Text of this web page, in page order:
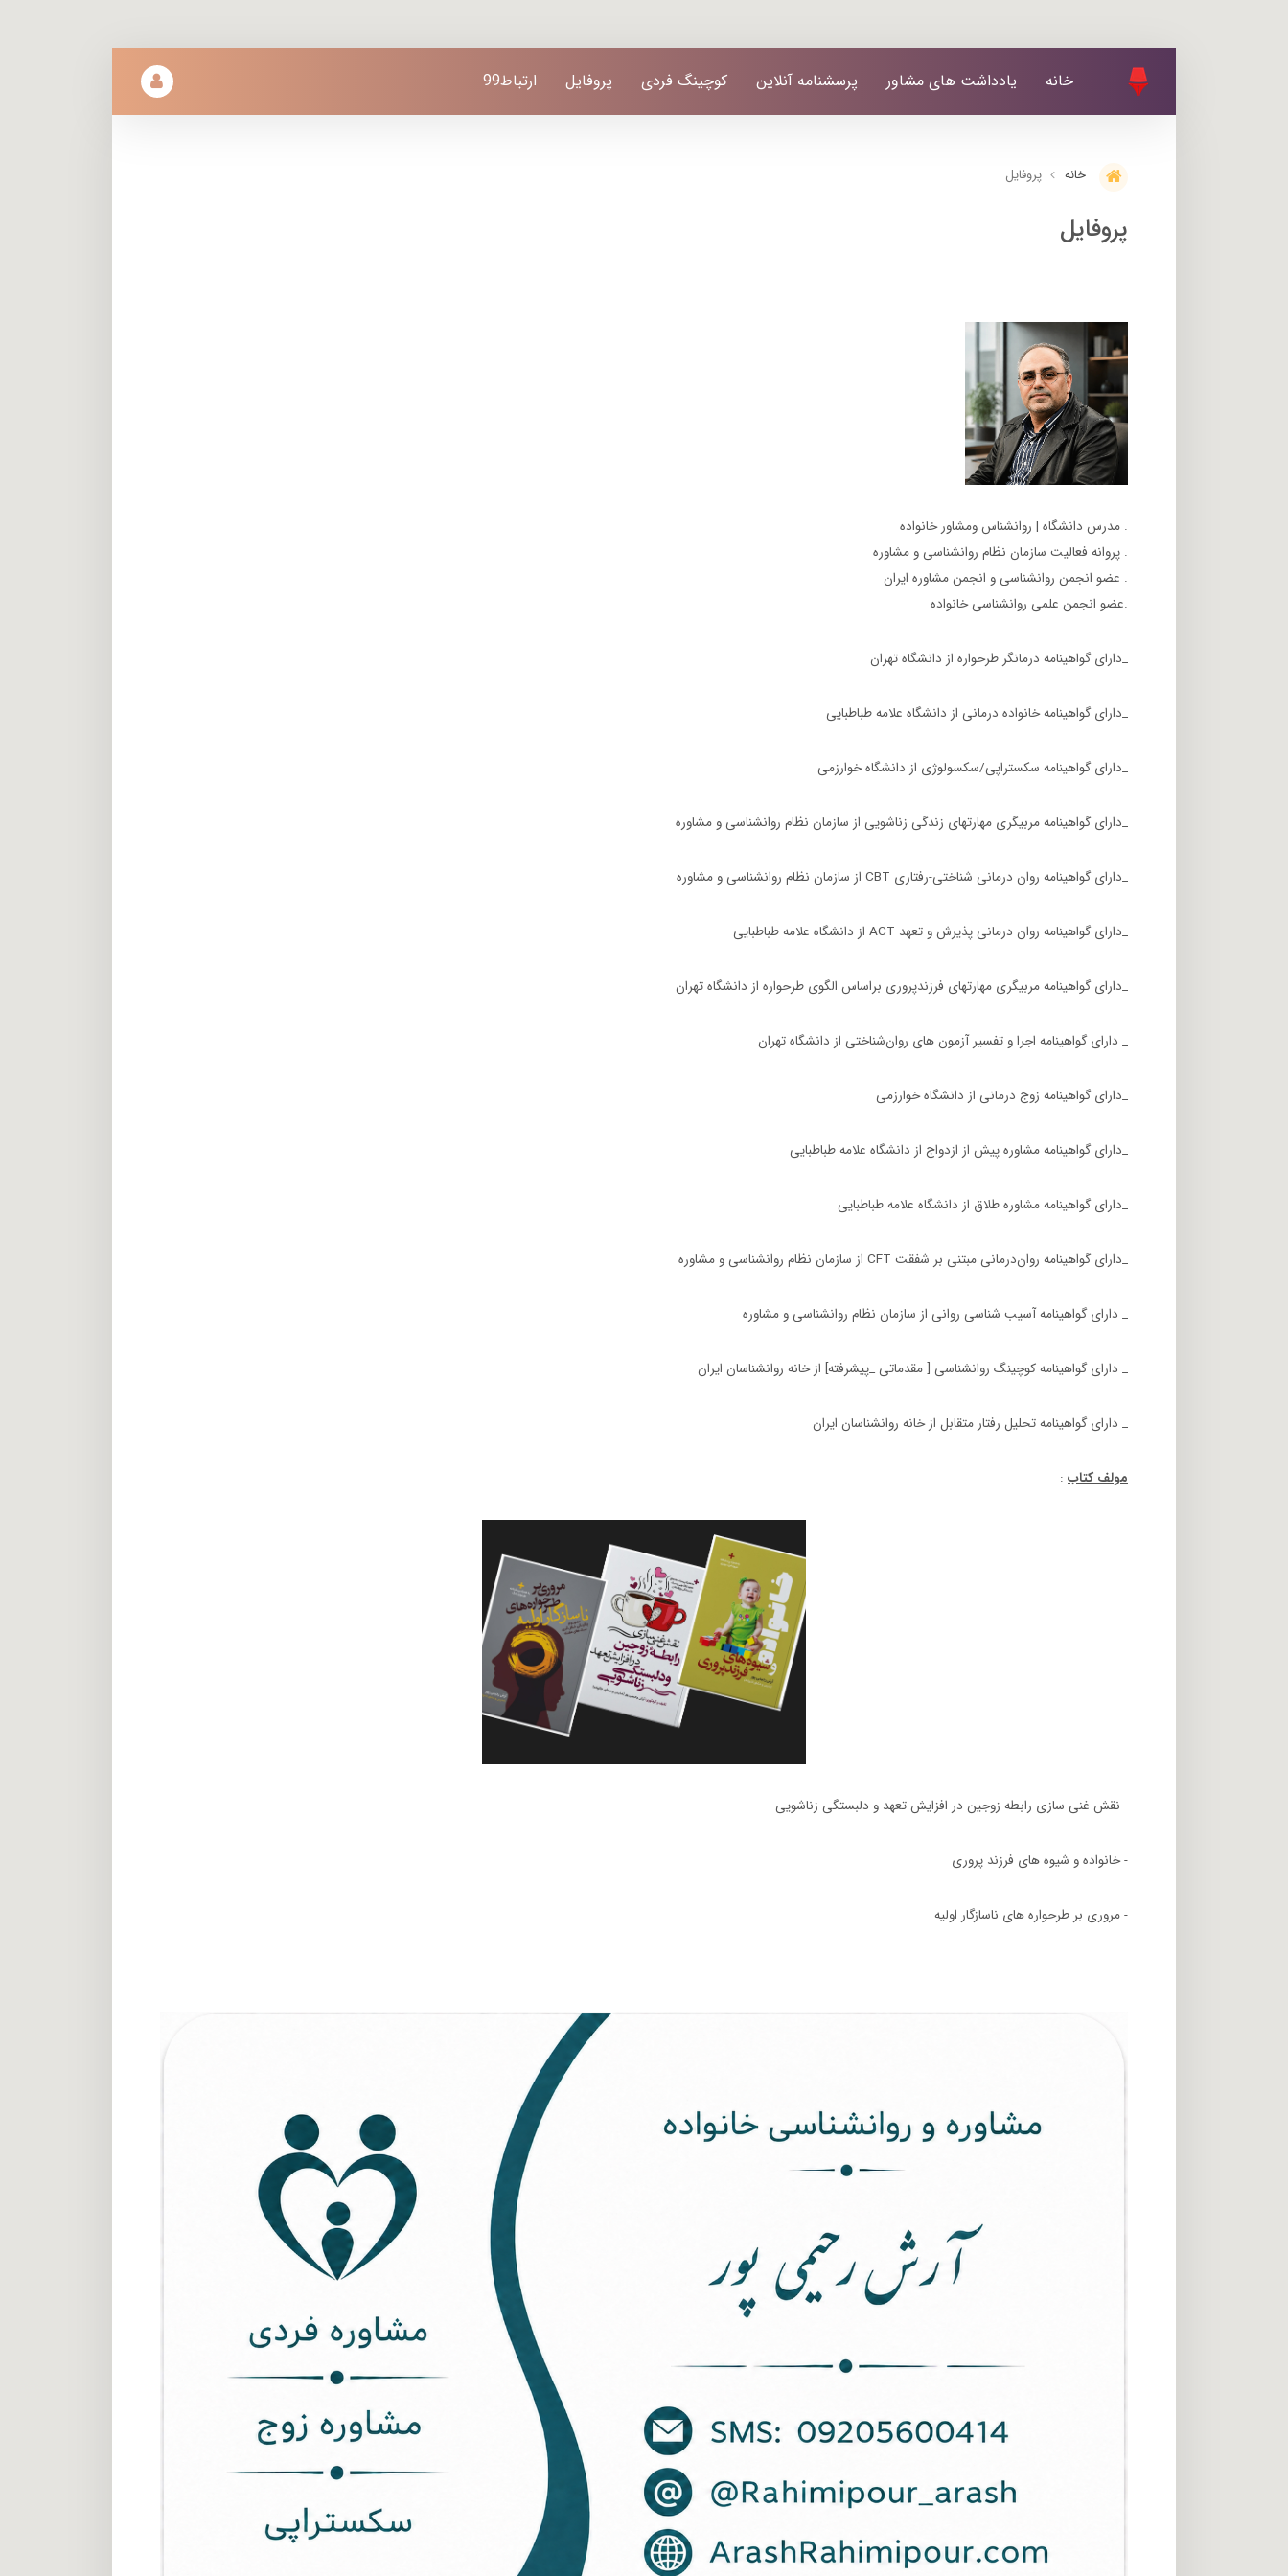
خانه یادداشت های مشاور پرسشنامه آنلاین کوچینگ فردی پروفایل ارتباط99
خانه پروفایل
پروفایل
. مدرس دانشگاه | روانشناس ومشاور خانواده
. پروانه فعالیت سازمان نظام روانشناسی و مشاوره
. عضو انجمن روانشناسی و انجمن مشاوره ایران
.عضو انجمن علمی روانشناسی خانواده
_دارای گواهینامه درمانگر طرحواره از دانشگاه تهران
_دارای گواهینامه خانواده درمانی از دانشگاه علامه طباطبایی
_دارای گواهینامه سکستراپی/سکسولوژی از دانشگاه خوارزمی
_دارای گواهینامه مربیگری مهارتهای زندگی زناشویی از سازمان نظام روانشناسی و مشاوره
_دارای گواهینامه روان درمانی شناختی-رفتاری CBT از سازمان نظام روانشناسی و مشاوره
_دارای گواهینامه روان درمانی پذیرش و تعهد ACT از دانشگاه علامه طباطبایی
_دارای گواهینامه مربیگری مهارتهای فرزندپروری براساس الگوی طرحواره از دانشگاه تهران
_ دارای گواهینامه اجرا و تفسیر آزمون های روان‌شناختی از دانشگاه تهران
_دارای گواهینامه زوج درمانی از دانشگاه خوارزمی
_دارای گواهینامه مشاوره پیش از ازدواج از دانشگاه علامه طباطبایی
_دارای گواهینامه مشاوره طلاق از دانشگاه علامه طباطبایی
_دارای گواهینامه روان‌درمانی مبتنی بر شفقت CFT از سازمان نظام روانشناسی و مشاوره
_ دارای گواهینامه آسیب شناسی روانی از سازمان نظام روانشناسی و مشاوره
_ دارای گواهینامه کوچینگ روانشناسی [ مقدماتی _پیشرفته] از خانه روانشناسان ایران
_ دارای گواهینامه تحلیل رفتار متقابل از خانه روانشناسان ایران
مولف کتاب :
- نقش غنی سازی رابطه زوجین در افزایش تعهد و دلبستگی زناشویی
- خانواده و شیوه های فرزند پروری
- مروری بر طرحواره های ناسازگار اولیه